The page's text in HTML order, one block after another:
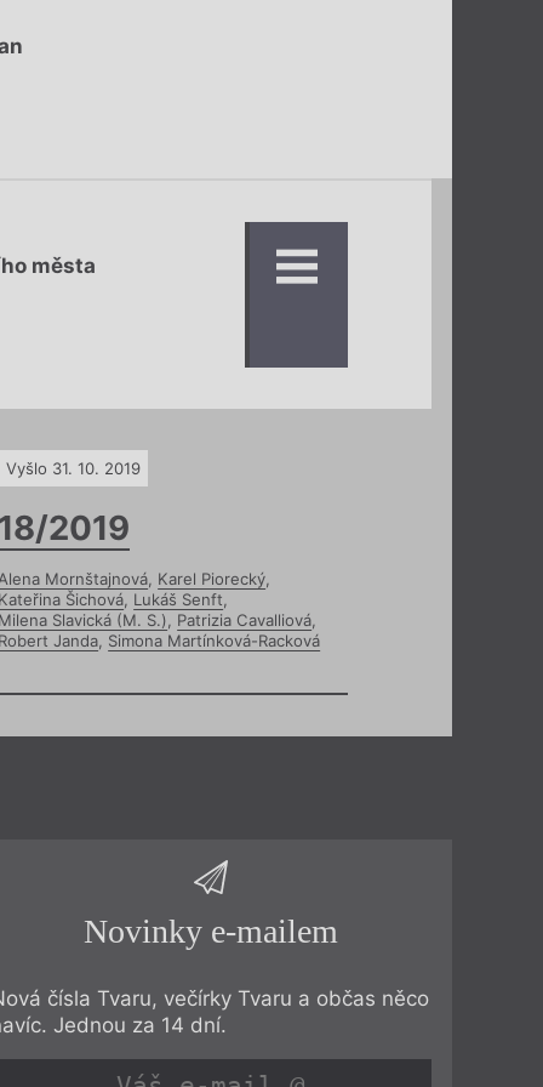
města
Vyšlo 31. 10. 2019
2019
Mornštajnová, Karel Piorecký,
Šichová, Lukáš Senft,
Slavická (M. S.), Patrizia Cavalliová,
Janda, Simona Martínková-Racková
Novinky e-mailem
čísla Tvaru, večírky Tvaru a občas něco
Jednou za 14 dní.